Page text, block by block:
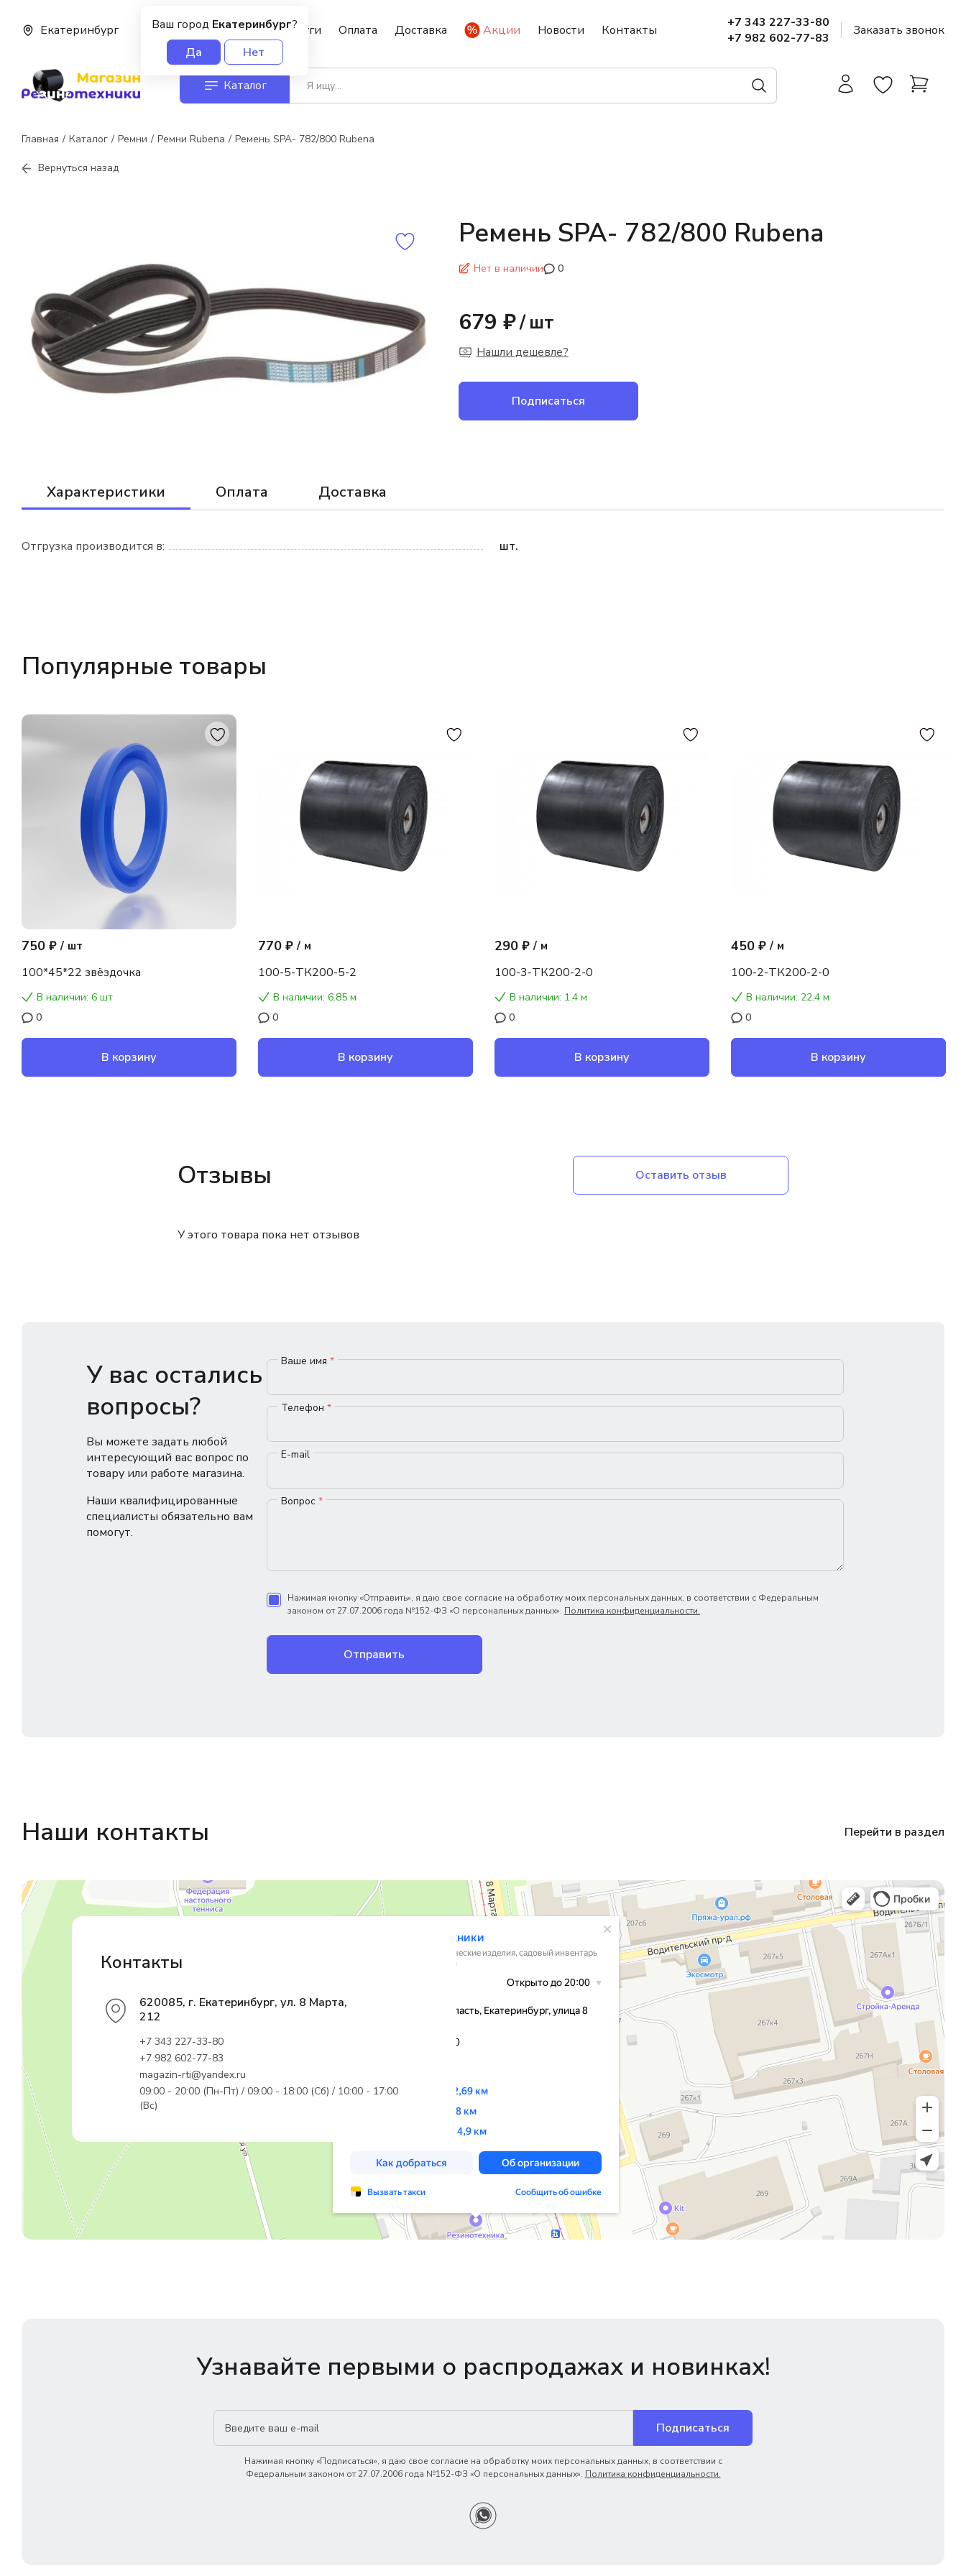
Ваш город Екатеринбург?
Да
Нет
Екатеринбург О нас Услуги Оплата Доставка Акции Новости Контакты
+7 343 227-33-80
+7 982 602-77-83
Заказать звонок
Каталог
Главная Каталог Ремни Ремни Rubena Ремень SPA- 782/800 Rubena
Вернуться назад
Ремень SPA- 782/800 Rubena
Нет в наличии 0
679 ₽/ шт
Нашли дешевле?
Подписаться
Характеристики Оплата Доставка
Отгрузка производится в: шт.
Популярные товары
750 ₽ / шт
100*45*22 звёздочка
В наличии: 6 шт
0
В корзину
770 ₽ / м
100-5-ТК200-5-2
В наличии: 6.85 м
0
В корзину
290 ₽ / м
100-3-ТК200-2-0
В наличии: 1.4 м
0
В корзину
450 ₽ / м
100-2-ТК200-2-0
В наличии: 22.4 м
0
В корзину
Отзывы Оставить отзыв
У этого товара пока нет отзывов
У вас остались
вопросы?
Вы можете задать любой
интересующий вас вопрос по
товару или работе магазина.
Наши квалифицированные
специалисты обязательно вам
помогут.
Ваше имя *
Телефон *
E-mail
Вопрос *
Нажимая кнопку «Отправить», я даю свое согласие на обработку моих персональных данных, в соответствии с Федеральным
законом от 27.07.2006 года №152-ФЗ «О персональных данных». Политика конфиденциальности.
Отправить
Наши контакты Перейти в раздел
Магазин резинотехники
Резиновые и резинотехнические изделия в Екатеринбурге
Садовый инвентарь и техника в Екатеринбурге
Контакты
620085, г. Екатеринбург, ул. 8 Марта,
212
+7 343 227-33-80
+7 982 602-77-83
magazin-rti@yandex.ru
09:00 - 20:00 (Пн-Пт) / 09:00 - 18:00 (Сб) / 10:00 - 17:00
(Вс)
Узнавайте первыми о распродажах и новинках!
Подписаться
Нажимая кнопку «Подписаться», я даю свое согласие на обработку моих персональных данных, в соответствии с
Федеральным законом от 27.07.2006 года №152-ФЗ «О персональных данных». Политика конфиденциальности.